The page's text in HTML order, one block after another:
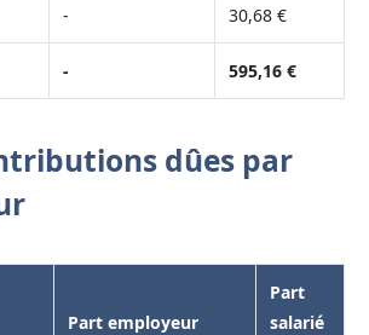
- 30,68 €
- 595,16 €
dûes par
Part employeur
Part
salarié